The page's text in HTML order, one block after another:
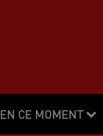
EN CE MOMENT